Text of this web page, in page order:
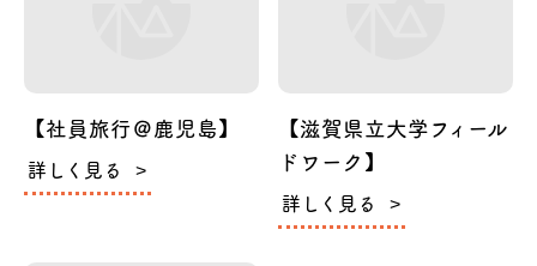
【社員旅行＠鹿児島】
詳しく見る
【滋賀県立大学フィール
ドワーク】
詳しく見る